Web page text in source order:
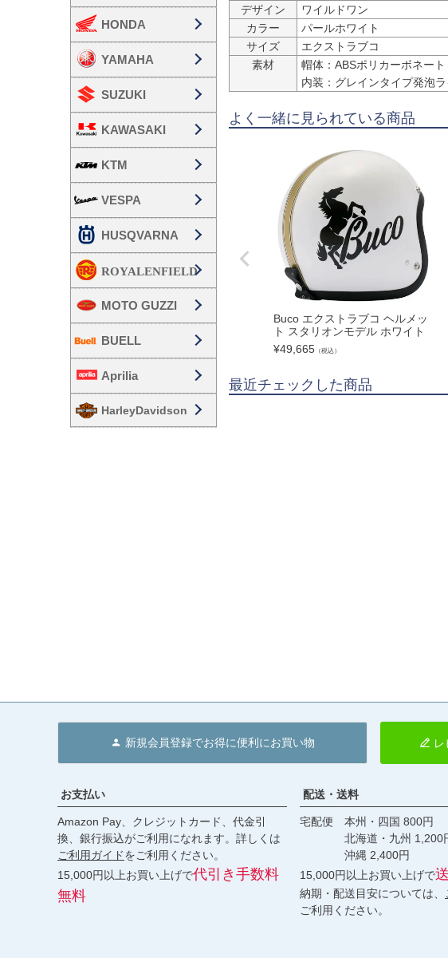
HONDA
YAMAHA
SUZUKI
KAWASAKI
KTM
VESPA
HUSQVARNA
MOTO GUZZI
BUELL
Aprilia
HarleyDavidson
デザイン
ワイルドワン
カラー
パールホワイト
サイズ
エクストラブコ
素材
帽体：ABSポリカーボネート
内装：グレインタイプ発泡
よく一緒に見られている商品
Buco エクストラブコ ヘルメッ
ト スタリオンモデル ホワイト
¥49,665 （税込）
最近チェックした商品
新規会員登録でお得に便利にお買い物
お支払い
Amazon Pay、クレジットカード、代金引
換、銀行振込がご利用になれます。詳しくは
ご利用ガイドをご利用ください。
15,000円以上お買い上げで代引き手数料
無料
配送・送料
宅配便 本州・四国 800円
北海道・九州 1,200
沖縄 2,400円
15,000円以上お買い上げで
納期・配送目安については、
ご利用ください。